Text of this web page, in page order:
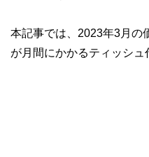
本記事では、2023年3月の
が月間にかかるティッシュ